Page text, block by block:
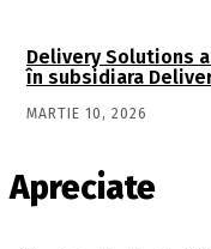
Delivery Solutions
în subsidiara
MARTIE 10, 2026
Apreciate